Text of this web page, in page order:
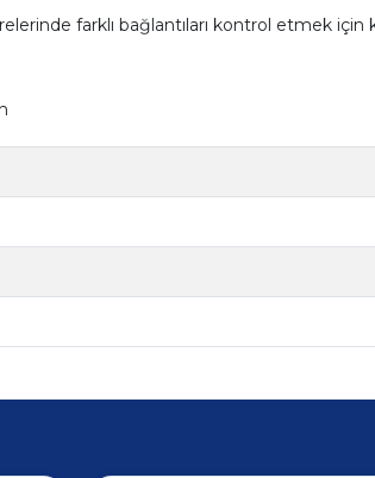
farklı bağlantıları kontrol etmek için